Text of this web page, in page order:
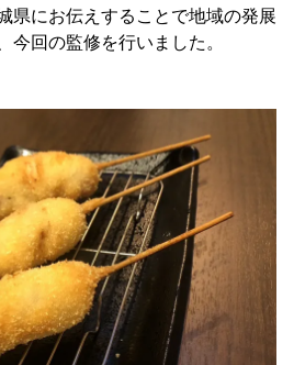
県にお伝えすることで地域の発展
今回の監修を行いました。